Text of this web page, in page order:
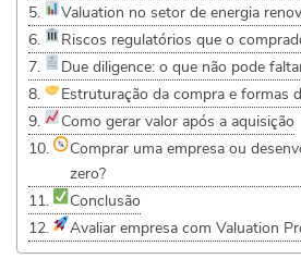
Valuation no setor de energia
Riscos regulatórios que o
Due diligence: o que não pode
Estruturação da compra e formas
Como gerar valor após a aquisição
Comprar uma empresa ou
zero?
Conclusão
Avaliar empresa com Valuation